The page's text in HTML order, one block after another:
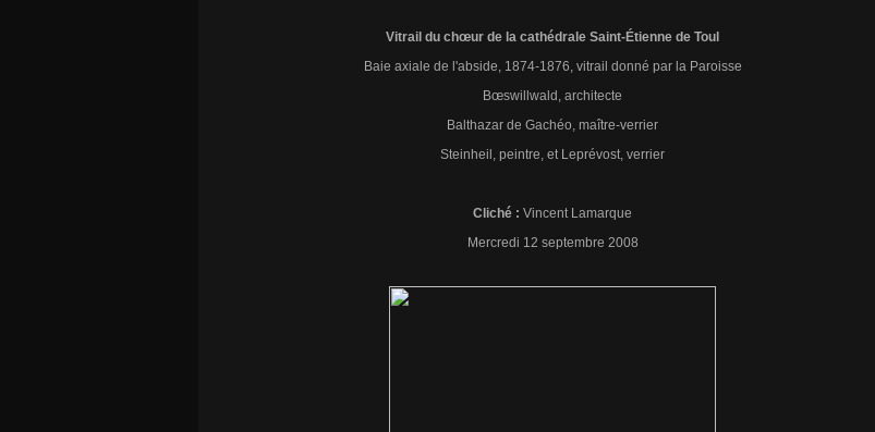
Vitrail du chœur de la cathédrale Saint-Étienne de Toul
Baie axiale de l'abside, 1874-1876, vitrail donné par la Paroisse
Bœswillwald, architecte
Balthazar de Gachéo, maître-verrier
Steinheil, peintre, et Leprévost, verrier
Cliché : Vincent Lamarque
Mercredi 12 septembre 2008